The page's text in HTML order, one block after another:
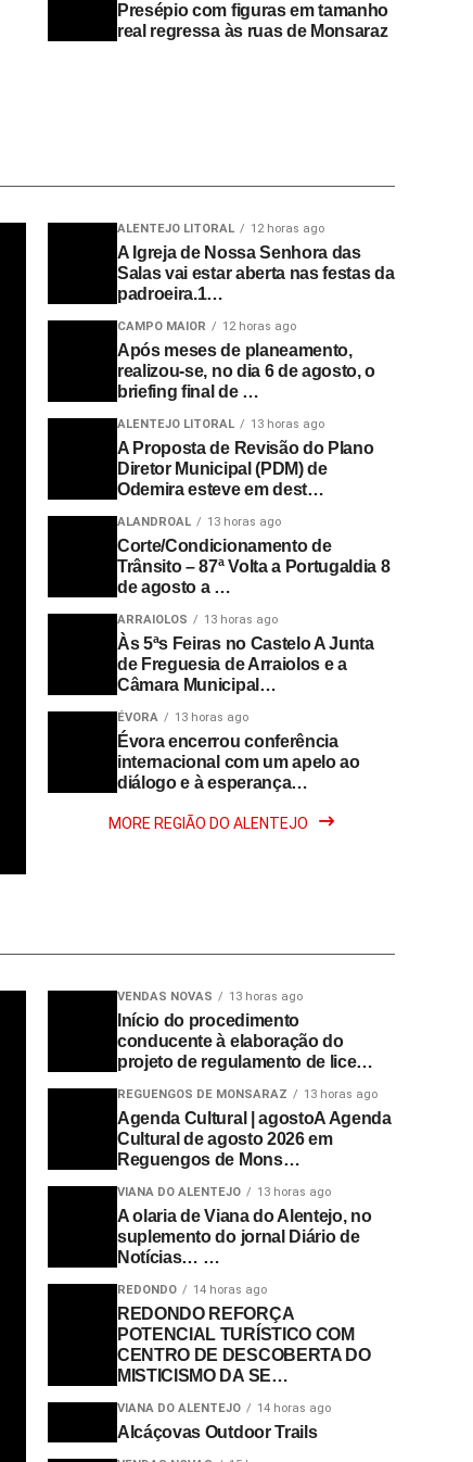
Presépio com figuras em tamanho
real regressa às ruas de Monsaraz
ALENTEJO LITORAL 12 horas ago
A Igreja de Nossa Senhora das
Salas vai estar aberta nas festas da
padroeira.1…
CAMPO MAIOR 12 horas ago
Após meses de planeamento,
realizou-se, no dia 6 de agosto, o
briefing final de …
ALENTEJO LITORAL 13 horas ago
A Proposta de Revisão do Plano
Diretor Municipal (PDM) de
Odemira esteve em dest…
ALANDROAL 13 horas ago
Corte/Condicionamento de
Trânsito – 87ª Volta a Portugaldia 8
de agosto a …
ARRAIOLOS 13 horas ago
Às 5ªs Feiras no Castelo A Junta
de Freguesia de Arraiolos e a
Câmara Municipal…
ÉVORA 13 horas ago
Évora encerrou conferência
internacional com um apelo ao
diálogo e à esperança…
MORE REGIÃO DO ALENTEJO
VENDAS NOVAS 13 horas ago
Início do procedimento
conducente à elaboração do
projeto de regulamento de lice…
REGUENGOS DE MONSARAZ 13 horas ago
Agenda Cultural | agostoA Agenda
Cultural de agosto 2026 em
Reguengos de Mons…
VIANA DO ALENTEJO 13 horas ago
A olaria de Viana do Alentejo, no
suplemento do jornal Diário de
Notícias… …
REDONDO 14 horas ago
REDONDO REFORÇA
POTENCIAL TURÍSTICO COM
CENTRO DE DESCOBERTA DO
MISTICISMO DA SE…
VIANA DO ALENTEJO 14 horas ago
Alcáçovas Outdoor Trails